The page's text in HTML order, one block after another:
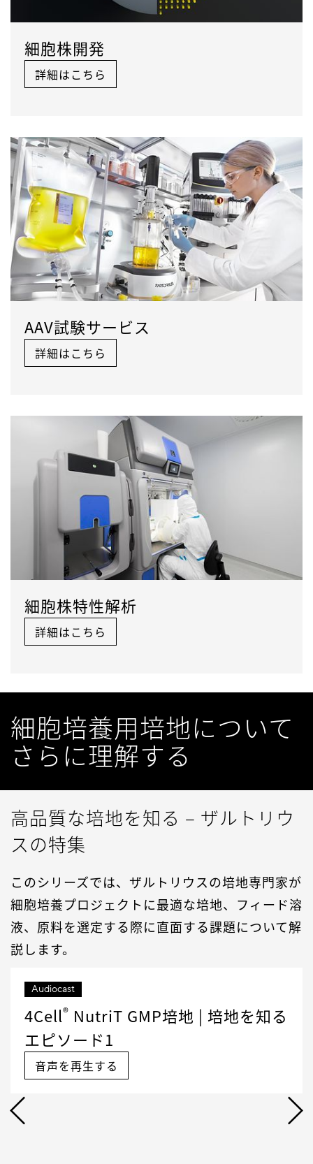
細胞株開発
詳細はこちら
AAV試験サービス
詳細はこちら
細胞株特性解析
詳細はこちら
細胞培養用培地について
さらに理解する
高品質な培地を知る – ザルトリウ
スの特集
このシリーズでは、ザルトリウスの培地専門家が
細胞培養プロジェクトに最適な培地、フィード溶
液、原料を選定する際に直面する課題について解
説します。
Audiocast
4Cell® NutriT GMP培地 | 培地を知る
エピソード1
音声を再生する